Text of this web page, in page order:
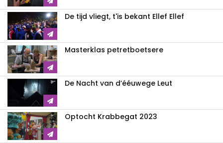
De tijd vliegt, t'is bekant Ellef Ellef
Masterklas petretboetsere
De Nacht van d’ééuwege Leut
Optocht Krabbegat 2023